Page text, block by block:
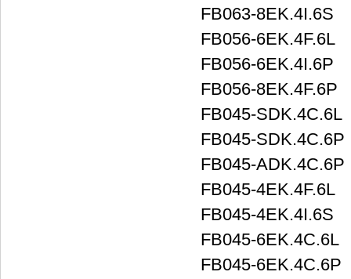
FB063-8EK.4I.6S
FB056-6EK.4F.6L
FB056-6EK.4I.6P
FB056-8EK.4F.6P
FB045-SDK.4C.6L
FB045-SDK.4C.6P
FB045-ADK.4C.6P
FB045-4EK.4F.6L
FB045-4EK.4I.6S
FB045-6EK.4C.6L
FB045-6EK.4C.6P